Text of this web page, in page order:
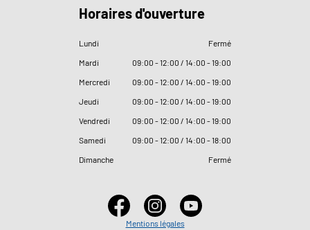
Horaires d'ouverture
Lundi
Fermé
Mardi
09:00 - 12:00 / 14:00 - 19:00
Mercredi
09:00 - 12:00 / 14:00 - 19:00
Jeudi
09:00 - 12:00 / 14:00 - 19:00
Vendredi
09:00 - 12:00 / 14:00 - 19:00
Samedi
09:00 - 12:00 / 14:00 - 18:00
Dimanche
Fermé
Mentions légales